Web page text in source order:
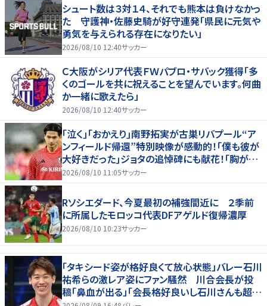
シュート数は３対１４、それでも熊本は負けなかっ
た 守護神・佐藤史騎が好守連発「県民に元気や
勇気を与えられる存在になりたい」
2026/08/10 12:40サッカー
Ｃ大阪がシリア代表ＦＷパブロ・サバック獲得「多
くのゴールを共に祝えることを望んでいます。何曲
か一緒に歌えたら」
2026/08/10 12:40サッカー
｢泣く｣｢おかえり｣南野拓実が古巣リバプール“ア
ンフィールド帰還”特別映像が感動的！｢僕も彼が
大好きだった｣ジョタの追悼碑にも献花！｢胸が熱
くなります…｣
2026/08/10 11:05サッカー
Rソシエダード、今夏最初の補強間近に ２季前
に所属したモロッコ代表DFアゲルド復帰濃厚
2026/08/10 10:23サッカー
「タキシード姿が格好良くて放心状態」バレー石川
祐希らの激レア姿にファン騒然 川合会長が投
稿「鼻血が出る」「会長格好良いし石川さんも超格